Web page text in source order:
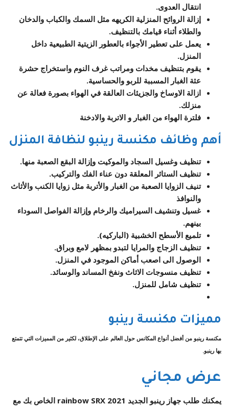
انتقال العدوى.
إزالة الروائح المنزلية الكريهه مثل السمك والكباب والدخان
والطلاء أثناء قيامك بالتنظيف.
يعمل على تعطير الأجواء بالعطور الزيتية الطبيعية داخل
المنزل.
يقوم بتنظيف مخدات ومراتب غرف النوم واستخراج حشرة
عثة الغبار المسببة للربو والحساسية.
ازالة الاوساخ والجزيئات العالقة في الهواء بصورة فعالة عن
منزلك.
فلترة الهواء من الغبار و الاتربة والادخنة
أهم وظائف مكنسة رينبو لنظافة المنزل
تنظيف وغسيل السجاد والموكيت وإزالة البقع الصعبة منها.
تنظيف الستائر المعلقة دون عناء الفك والتركيب.
تنيف الزوايا الصعبة من الغبار والأتربة مثل زوايا الكنب والأثاث
والنوافذ
غسيل وتنشيف السيراميك والرخام وإزالة الفواصل السوداء
بينهم.
تلميع الأسطح الخشبية (الباركيه).
تنظيف الزجاج والمرايا لتبدو بمظهر لامع وبراق.
الوصول الى اصعب أماكن الموجود في المنزل.
تنظيف منسوجات الاثاث ونفخ المساند والوسائد.
تنظيف شامل للمنزل.
مميزات مكنسة رينبو
مكنسة رينبو من أفضل أنواع المكانس حول العالم على الإطلاق، لكثير من المميزات التي تتمتع
بها رينبو.
عرض مجاني
يمكنك طلب جهاز رينبو الجديد rainbow SRX 2021 الخاص بك مع